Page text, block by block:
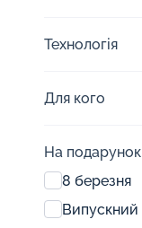
Технологія
Для кого
На подарунок
8 березня
Випускний